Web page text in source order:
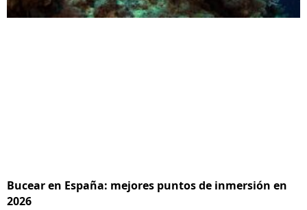
Bucear en España: mejores puntos de inmersión en
2026